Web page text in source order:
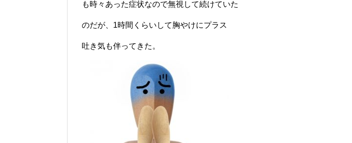
も時々あった症状なので無視して続けていた
のだが、1時間くらいして胸やけにプラス
吐き気も伴ってきた。